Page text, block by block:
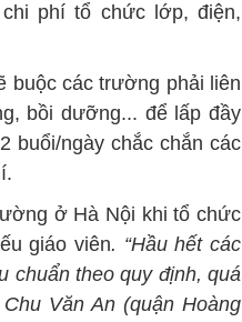
phí tổ chức lớp, điện,
buộc các trường phải liên
bồi dưỡng... để lấp đầy
buổi/ngày chắc chắn các
ở Hà Nội khi tổ chức
giáo viên. “Hầu hết các
chuẩn theo quy định, quá
Văn An (quận Hoàng